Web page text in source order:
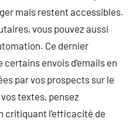
mais restent accessibles.
vous pouvez aussi
Ce dernier
envois d’emails en
par vos prospects sur le
textes, pensez
critiquant l’efficacité de